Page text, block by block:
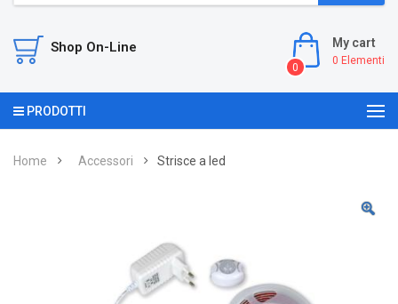
My cart
0 Elementi
0
Shop On-Line
PRODOTTI
Home Accessori Strisce a led